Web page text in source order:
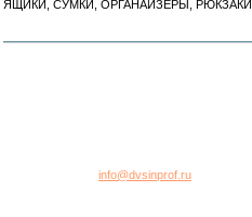
ЯЩИКИ, СУМКИ, ОРГАНАЙЗЕРЫ, РЮКЗАКИ
info@dvsinprof.ru